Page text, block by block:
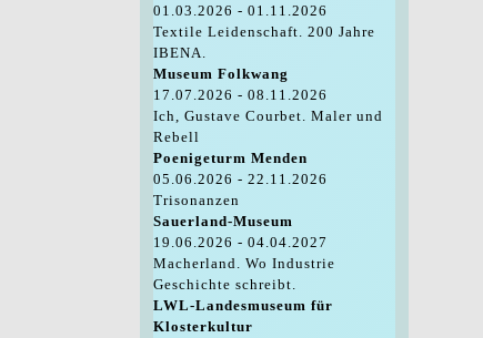
01.03.2026 - 01.11.2026
Textile Leidenschaft. 200 Jahre
IBENA.
Museum Folkwang
17.07.2026 - 08.11.2026
Ich, Gustave Courbet. Maler und
Rebell
Poenigeturm Menden
05.06.2026 - 22.11.2026
Trisonanzen
Sauerland-Museum
19.06.2026 - 04.04.2027
Macherland. Wo Industrie
Geschichte schreibt.
LWL-Landesmuseum für
Klosterkultur